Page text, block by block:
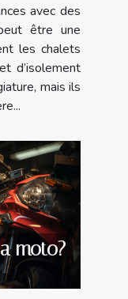
avec des
être une
les chalets
d’isolement
mais ils
moto?